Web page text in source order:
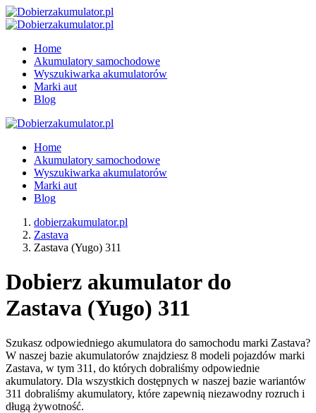
Home
Akumulatory samochodowe
Wyszukiwarka akumulatorów
Marki aut
Blog
Home
Akumulatory samochodowe
Wyszukiwarka akumulatorów
Marki aut
Blog
dobierzakumulator.pl
Zastava
Zastava (Yugo) 311
Dobierz akumulator do
Zastava (Yugo) 311
Szukasz odpowiedniego akumulatora do samochodu marki Zastava?
W naszej bazie akumulatorów znajdziesz 8 modeli pojazdów marki
Zastava, w tym 311, do których dobraliśmy odpowiednie
akumulatory. Dla wszystkich dostępnych w naszej bazie wariantów
311 dobraliśmy akumulatory, które zapewnią niezawodny rozruch i
długą żywotność.